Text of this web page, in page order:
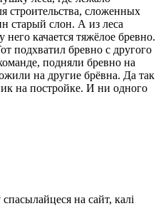
строительства, сложенных
старый слон. А из леса
качается тяжёлое бревно.
подхватил бревно с другого
подняли бревно на
на другие брёвна. Да так
на постройке. И ни одного
на сайт, калі